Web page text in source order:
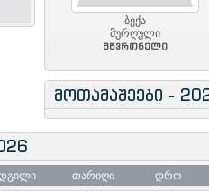
ბექა
მურღული
მწვრთნელი
მოთამაშეები -
თარიღი დრო